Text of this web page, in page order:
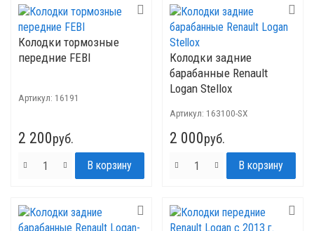
Колодки тормозные
передние FEBI
Артикул: 16191
2 200руб.
Колодки задние
барабанные Renault
Logan Stellox
Артикул: 163100-SX
2 000руб.